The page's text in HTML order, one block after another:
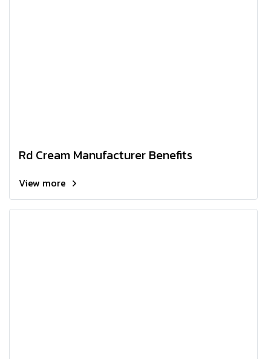
Rd Cream Manufacturer Benefits
View more